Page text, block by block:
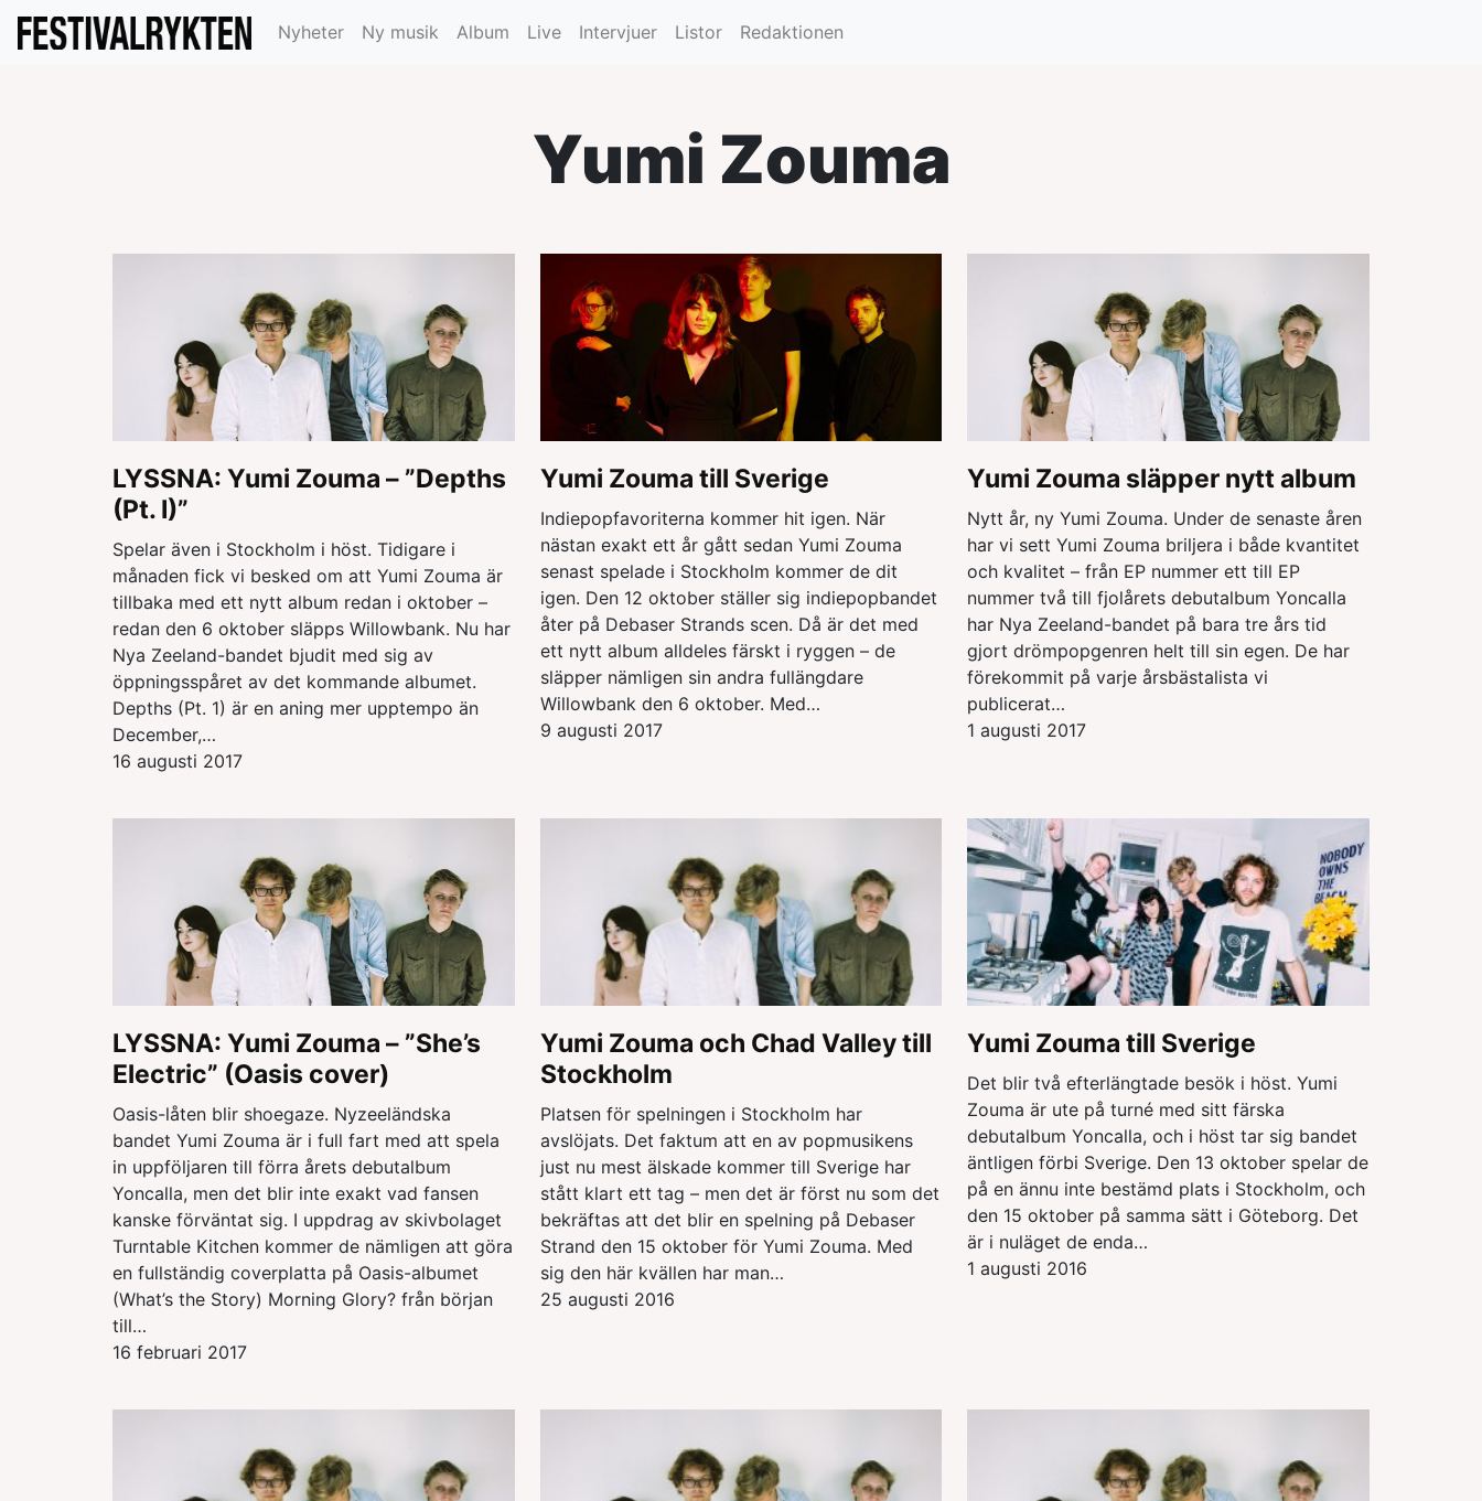
Nyheter Ny musik Album Live Intervjuer Listor Redaktionen
Yumi Zouma
LYSSNA: Yumi Zouma – ”Depths
(Pt. I)”
Spelar även i Stockholm i höst. Tidigare i
månaden fick vi besked om att Yumi Zouma är
tillbaka med ett nytt album redan i oktober –
redan den 6 oktober släpps Willowbank. Nu har
Nya Zeeland-bandet bjudit med sig av
öppningsspåret av det kommande albumet.
Depths (Pt. 1) är en aning mer upptempo än
December,…
16 augusti 2017
Yumi Zouma till Sverige
Indiepopfavoriterna kommer hit igen. När
nästan exakt ett år gått sedan Yumi Zouma
senast spelade i Stockholm kommer de dit
igen. Den 12 oktober ställer sig indiepopbandet
åter på Debaser Strands scen. Då är det med
ett nytt album alldeles färskt i ryggen – de
släpper nämligen sin andra fullängdare
Willowbank den 6 oktober. Med…
9 augusti 2017
Yumi Zouma släpper nytt album
Nytt år, ny Yumi Zouma. Under de senaste åren
har vi sett Yumi Zouma briljera i både kvantitet
och kvalitet – från EP nummer ett till EP
nummer två till fjolårets debutalbum Yoncalla
har Nya Zeeland-bandet på bara tre års tid
gjort drömpopgenren helt till sin egen. De har
förekommit på varje årsbästalista vi
publicerat…
1 augusti 2017
LYSSNA: Yumi Zouma – ”She’s
Electric” (Oasis cover)
Oasis-låten blir shoegaze. Nyzeeländska
bandet Yumi Zouma är i full fart med att spela
in uppföljaren till förra årets debutalbum
Yoncalla, men det blir inte exakt vad fansen
kanske förväntat sig. I uppdrag av skivbolaget
Turntable Kitchen kommer de nämligen att göra
en fullständig coverplatta på Oasis-albumet
(What’s the Story) Morning Glory? från början
till…
16 februari 2017
Yumi Zouma och Chad Valley till
Stockholm
Platsen för spelningen i Stockholm har
avslöjats. Det faktum att en av popmusikens
just nu mest älskade kommer till Sverige har
stått klart ett tag – men det är först nu som det
bekräftas att det blir en spelning på Debaser
Strand den 15 oktober för Yumi Zouma. Med
sig den här kvällen har man…
25 augusti 2016
Yumi Zouma till Sverige
Det blir två efterlängtade besök i höst. Yumi
Zouma är ute på turné med sitt färska
debutalbum Yoncalla, och i höst tar sig bandet
äntligen förbi Sverige. Den 13 oktober spelar de
på en ännu inte bestämd plats i Stockholm, och
den 15 oktober på samma sätt i Göteborg. Det
är i nuläget de enda…
1 augusti 2016